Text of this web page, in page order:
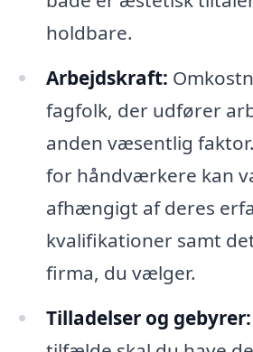
holdbare.
Arbejdskraft:
fagfolk, der udfører
anden væsentlig
for håndværkere kan
afhængigt af deres
kvalifikationer samt
firma, du vælger.
Tilladelser og gebyrer: